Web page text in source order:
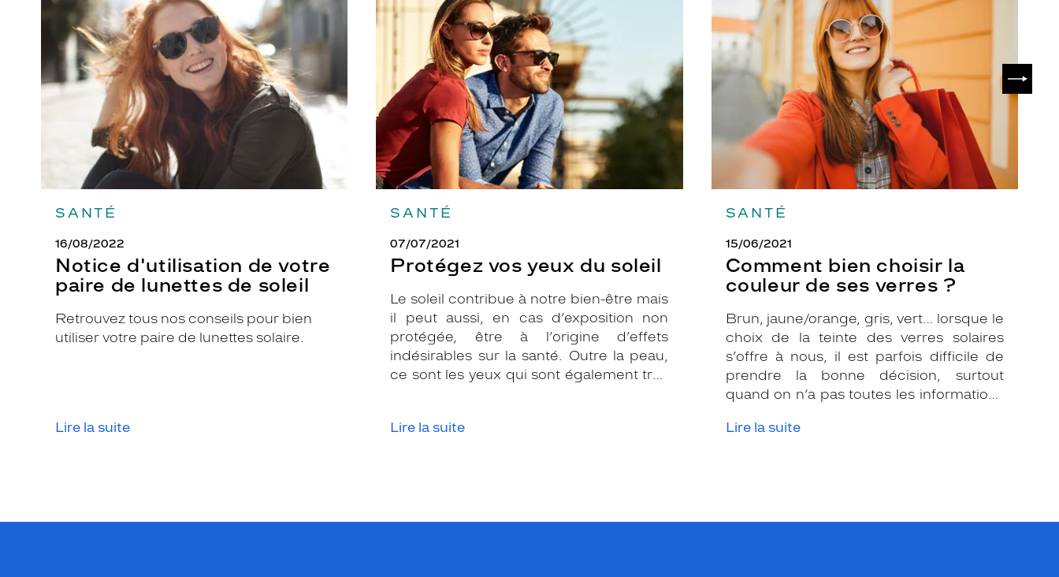
SANTÉ
16/08/2022
Notice d'utilisation de votre
paire de lunettes de soleil
Retrouvez tous nos conseils pour bien
utiliser votre paire de lunettes solaire.
Lire la suite
d'utilisation
votre
paire
de
lunettes
de
SANTÉ
07/07/2021
Protégez vos yeux du soleil
Le soleil contribue à notre bien-être mais
il peut aussi, en cas d’exposition non
protégée, être à l’origine d’effets
indésirables sur la santé. Outre la peau,
ce sont les yeux qui sont également très
que le temps est couvert, il est donc
Lire la suite
vos
yeux
soleil
SANTÉ
15/06/2021
Comment bien choisir la
couleur de ses verres ?
Brun, jaune/orange, gris, vert… lorsque le
choix de la teinte des verres solaires
s’offre à nous, il est parfois difficile de
prendre la bonne décision, surtout
quand on n’a pas toutes les informations
pour vous conseiller et apporter leur
Lire la suite
choisir
la
couleur
de
verres